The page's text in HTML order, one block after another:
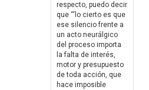
respecto, puedo decir
que “‘lo cierto es que
ese silencio frente a
un acto neurálgico
del proceso importa
la falta de interés,
motor y presupuesto
de toda acción, que
hace imposible